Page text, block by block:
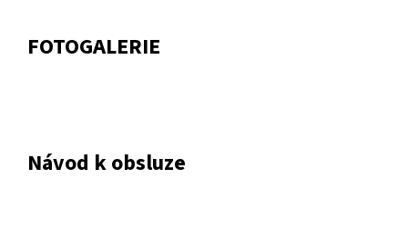
FOTOGALERIE
Návod k obsluze